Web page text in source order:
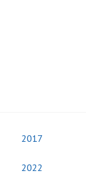
2017
2022